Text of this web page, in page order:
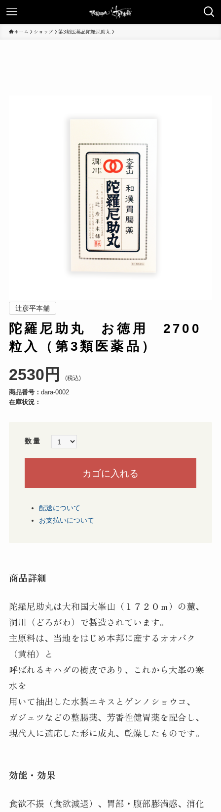
ホーム ショップ 第3類医薬品陀羅尼助丸
辻彦平本舗
陀羅尼助丸 お徳用 2700
粒入（第3類医薬品）
2530円 (税込)
商品番号： dara-0002
在庫状況：
数量
配送について
お支払いについて
商品詳細
陀羅尼助丸は大和国大峯山（１７２０ｍ）の麓、
洞川（どろがわ）で製造されています。
主原料は、当地をはじめ本邦に産するオオバク
（黄柏）と
呼ばれるキハダの樹皮であり、これから大峯の寒
水を
用いて抽出した水製エキスとゲンノショウコ、
ガジュツなどの整腸薬、芳香性健胃薬を配合し、
現代人に適応した形に成丸、乾燥したものです。
効能・効果
食欲不振（食欲減退）、胃部・腹部膨満感、消化